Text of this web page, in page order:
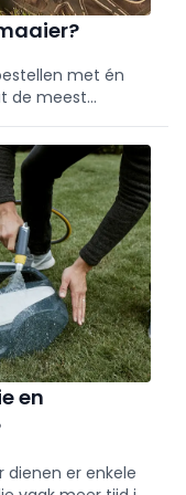
met én
de meest
en
dienen er enkele